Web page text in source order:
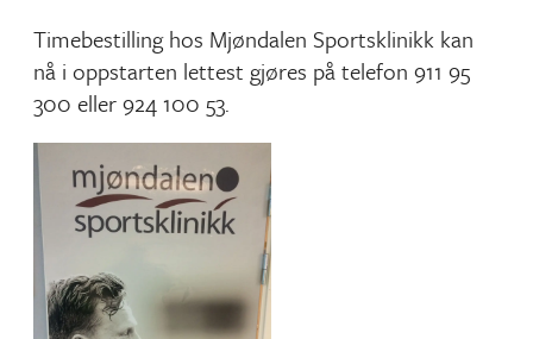
Timebestilling hos Mjøndalen Sportsklinikk kan
nå i oppstarten lettest gjøres på telefon 911 95
300 eller 924 100 53.